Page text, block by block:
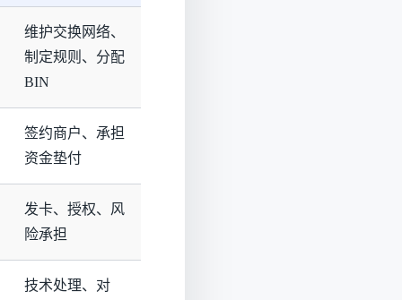
维护交换网络、
制定规则、分配
BIN
签约商户、承担
资金垫付
发卡、授权、风
险承担
技术处理、对